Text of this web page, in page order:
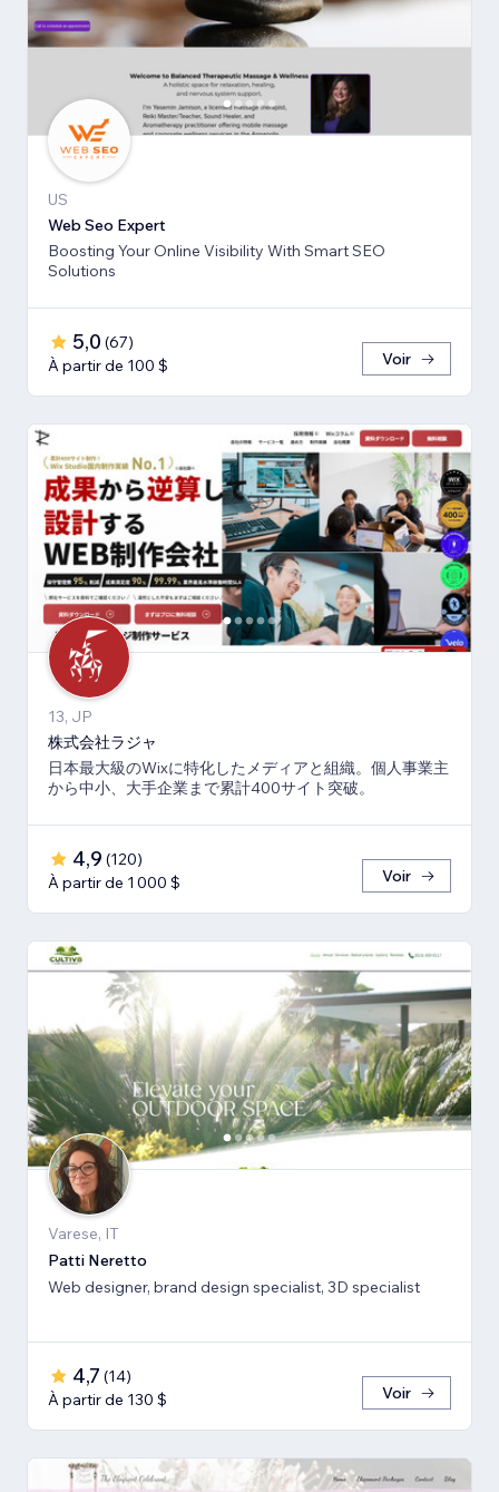
US
Web Seo Expert
Boosting Your Online Visibility With Smart SEO
Solutions
5,0 (67)
À partir de 100 $
Voir
13, JP
株式会社ラジャ
日本最大級のWixに特化したメディアと組織。個人事業主
から中小、大手企業まで累計400サイト突破。
4,9 (120)
À partir de 1 000 $
Voir
Varese, IT
Patti Neretto
Web designer, brand design specialist, 3D specialist
4,7 (14)
À partir de 130 $
Voir